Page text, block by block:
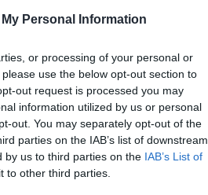
Personal Information
or processing of your personal or
use the below opt-out section to
out request is processed you may
information utilized by us or personal
out. You may separately opt-out of the
parties on the IAB’s list of downstream
by us to third parties on the IAB’s List of
to other third parties.